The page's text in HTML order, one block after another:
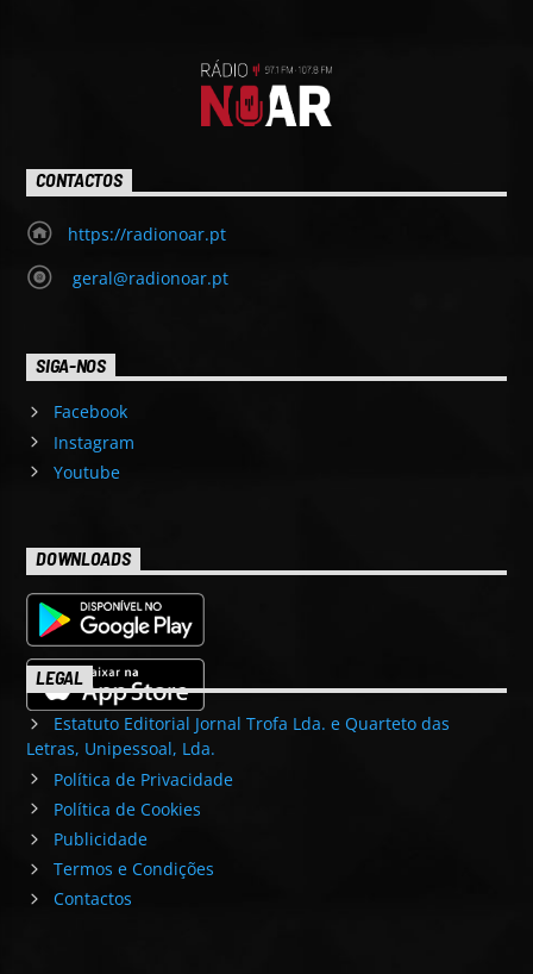
CONTACTOS
https://radionoar.pt
geral@radionoar.pt
SIGA-NOS
Facebook
Instagram
Youtube
DOWNLOADS
LEGAL
Estatuto Editorial Jornal Trofa Lda. e Quarteto das
Letras, Unipessoal, Lda.
Política de Privacidade
Política de Cookies
Publicidade
Termos e Condições
Contactos